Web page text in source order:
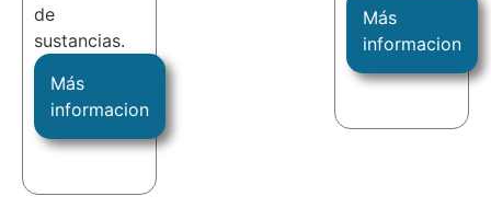
de
sustancias.
Más
informacion
Más
informacion